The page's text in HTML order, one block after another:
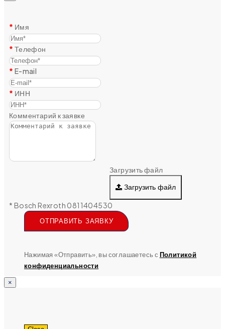
Имя
Телефон
E-mail
ИНН
Комментарий к заявке
Загрузить файл
Загрузить файл
* Bosch Rexroth 0811404530
ОТПРАВИТЬ ЗАЯВКУ
Нажимая «Отправить», вы соглашаетесь с Политикой
конфиденциальности
×